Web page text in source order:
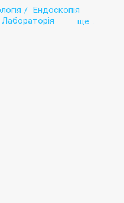
Ендоскопія
Лабораторія
ще...